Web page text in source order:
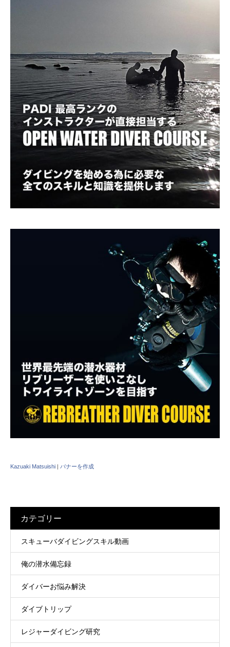
Kazuaki Matsuishi | バナーを作成
カテゴリー
スキューバダイビングスキル動画
俺の潜水備忘録
ダイバーお悩み解決
ダイブトリップ
レジャーダイビング研究